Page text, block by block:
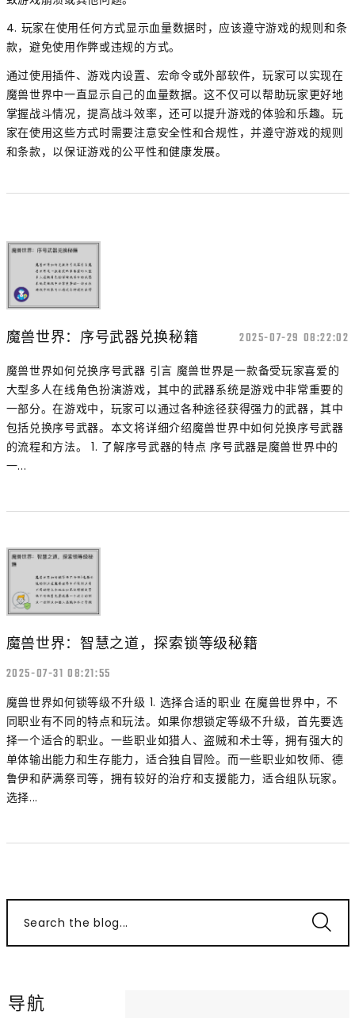
4. 玩家在使用任何方式显示血量数据时，应该遵守游戏的规则和条
款，避免使用作弊或违规的方式。
通过使用插件、游戏内设置、宏命令或外部软件，玩家可以实现在
魔兽世界中一直显示自己的血量数据。这不仅可以帮助玩家更好地
掌握战斗情况，提高战斗效率，还可以提升游戏的体验和乐趣。玩
家在使用这些方式时需要注意安全性和合规性，并遵守游戏的规则
和条款，以保证游戏的公平性和健康发展。
魔兽世界：序号武器兑换秘籍 2025-07-29 08:22:02
魔兽世界如何兑换序号武器 引言 魔兽世界是一款备受玩家喜爱的
大型多人在线角色扮演游戏，其中的武器系统是游戏中非常重要的
一部分。在游戏中，玩家可以通过各种途径获得强力的武器，其中
包括兑换序号武器。本文将详细介绍魔兽世界中如何兑换序号武器
的流程和方法。 1. 了解序号武器的特点 序号武器是魔兽世界中的
一...
魔兽世界：智慧之道，探索锁等级秘籍
2025-07-31 08:21:55
魔兽世界如何锁等级不升级 1. 选择合适的职业 在魔兽世界中，不
同职业有不同的特点和玩法。如果你想锁定等级不升级，首先要选
择一个适合的职业。一些职业如猎人、盗贼和术士等，拥有强大的
单体输出能力和生存能力，适合独自冒险。而一些职业如牧师、德
鲁伊和萨满祭司等，拥有较好的治疗和支援能力，适合组队玩家。
选择...
Search the blog...
导航